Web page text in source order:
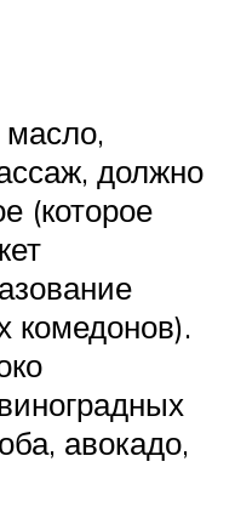
масло,
должно
(которое
комедонов).
авокадо,